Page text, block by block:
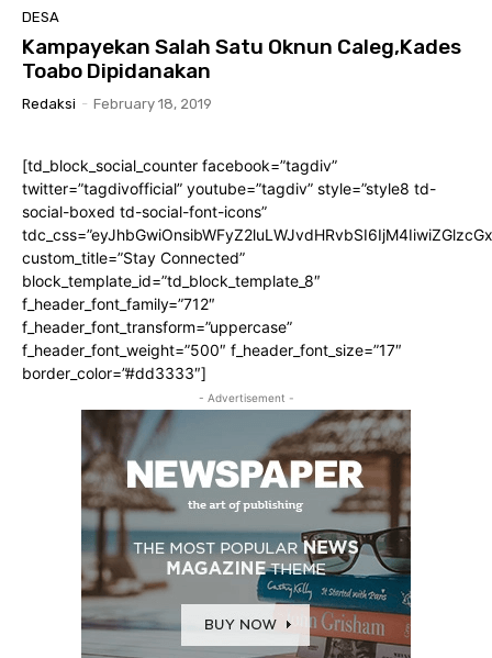
DESA
Kampayekan Salah Satu Oknun Caleg,Kades
Toabo Dipidanakan
Redaksi - February 18, 2019
[td_block_social_counter facebook=”tagdiv”
twitter=”tagdivofficial” youtube=”tagdiv” style=”style8 td-
social-boxed td-social-font-icons”
custom_title=”Stay Connected”
block_template_id=”td_block_template_8″
f_header_font_family=”712″
f_header_font_transform=”uppercase”
f_header_font_weight=”500″ f_header_font_size=”17″
border_color=”#dd3333″]
- Advertisement -